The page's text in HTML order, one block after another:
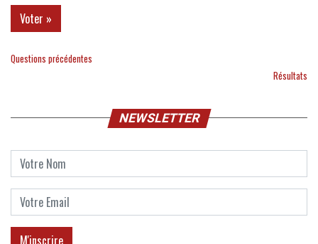
Questions précédentes
Résultats
NEWSLETTER